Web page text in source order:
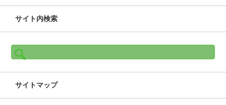
サイト内検索
検
索:
サイトマップ